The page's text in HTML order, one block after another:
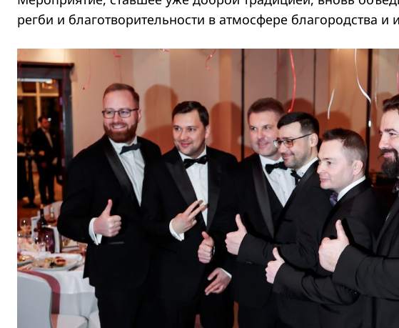
регби и благотворительности в атмосфере благородства и